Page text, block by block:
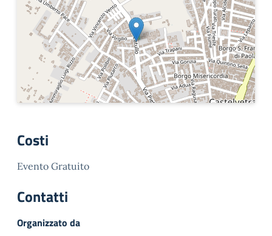
Costi
Evento Gratuito
Contatti
Organizzato da